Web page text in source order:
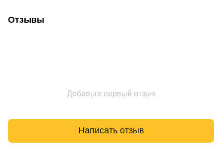
Отзывы
Добавьте первый отзыв
Написать отзыв